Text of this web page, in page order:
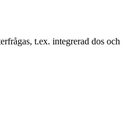
t.ex. integrerad dos och